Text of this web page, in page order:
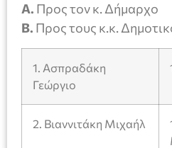
Α. Προς τον κ. Δήμαρχο
Β. Προς τους κ.κ.
1. Ασπραδάκη
Γεώργιο
2. Βιαννιτάκη Μιχαήλ